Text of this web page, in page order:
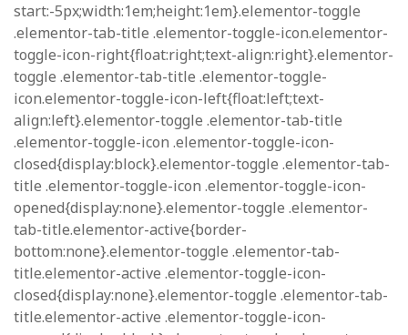
start:-5px;width:1em;height:1em}.elementor-toggle
.elementor-tab-title .elementor-toggle-icon.elementor-
toggle-icon-right{float:right;text-align:right}.elementor-
toggle .elementor-tab-title .elementor-toggle-
icon.elementor-toggle-icon-left{float:left;text-
align:left}.elementor-toggle .elementor-tab-title
.elementor-toggle-icon .elementor-toggle-icon-
closed{display:block}.elementor-toggle .elementor-tab-
title .elementor-toggle-icon .elementor-toggle-icon-
opened{display:none}.elementor-toggle .elementor-
tab-title.elementor-active{border-
bottom:none}.elementor-toggle .elementor-tab-
title.elementor-active .elementor-toggle-icon-
closed{display:none}.elementor-toggle .elementor-tab-
title.elementor-active .elementor-toggle-icon-